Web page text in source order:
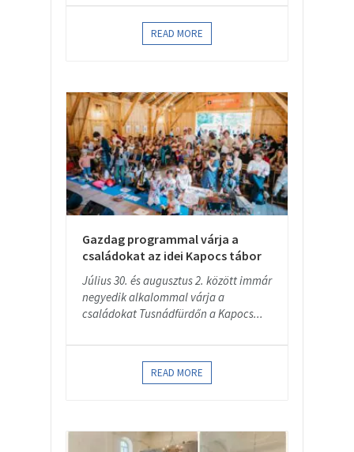
READ MORE
Gazdag programmal várja a
családokat az idei Kapocs tábor
Július 30. és augusztus 2. között immár
negyedik alkalommal várja a
családokat Tusnádfürdőn a Kapocs...
READ MORE